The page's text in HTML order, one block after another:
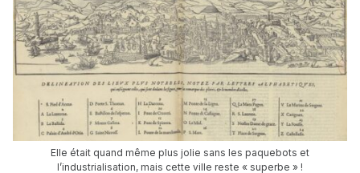
Elle était quand même plus jolie sans les paquebots et
l’industrialisation, mais cette ville reste « superbe » !